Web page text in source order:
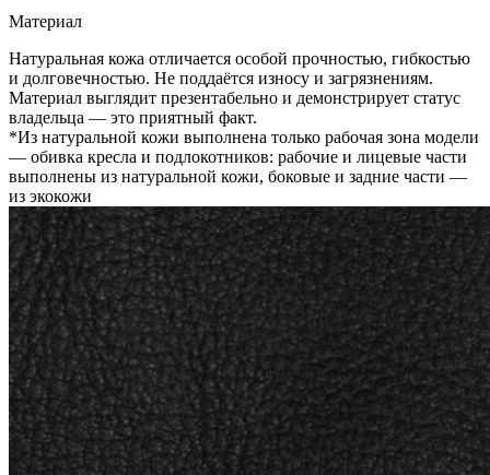
Материал
Натуральная кожа отличается особой прочностью, гибкостью
и долговечностью. Не поддаётся износу и загрязнениям.
Материал выглядит презентабельно и демонстрирует статус
владельца — это приятный факт.
*Из натуральной кожи выполнена только рабочая зона модели
— обивка кресла и подлокотников: рабочие и лицевые части
выполнены из натуральной кожи, боковые и задние части —
из экокожи